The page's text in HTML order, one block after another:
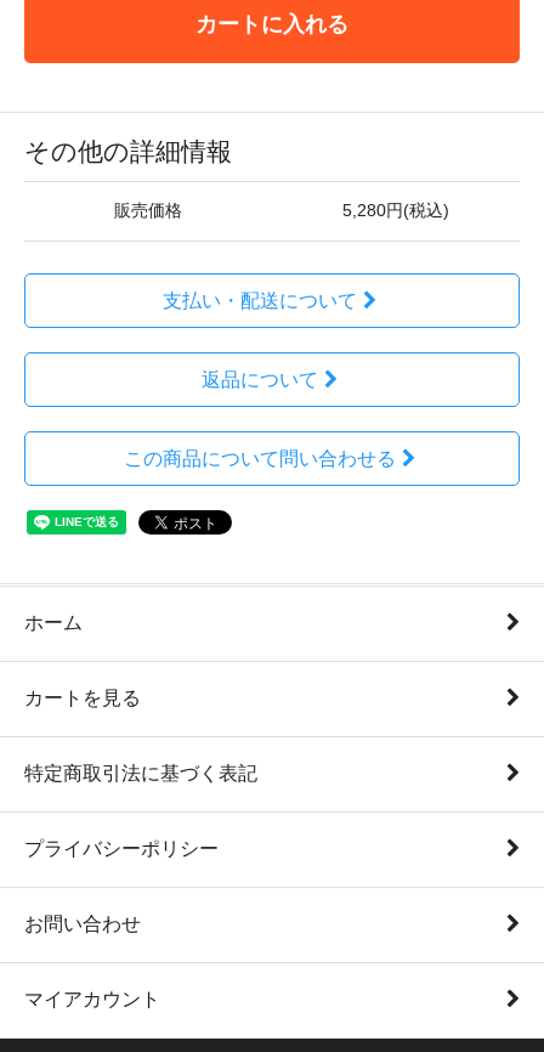
カートに入れる
その他の詳細情報
販売価格 5,280円(税込)
支払い・配送について
返品について
この商品について問い合わせる
ホーム
カートを見る
特定商取引法に基づく表記
プライバシーポリシー
お問い合わせ
マイアカウント